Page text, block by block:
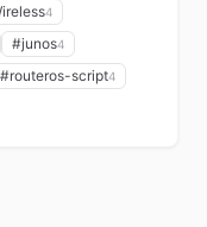
4
#junos4
#routeros-script4